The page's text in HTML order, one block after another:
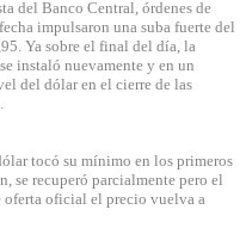
del Banco Central, órdenes de
impulsaron una suba fuerte del
Ya sobre el final del día, la
instaló nuevamente y en un
del dólar en el cierre de las
tocó su mínimo en los primeros
se recuperó parcialmente pero el
oferta oficial el precio vuelva a